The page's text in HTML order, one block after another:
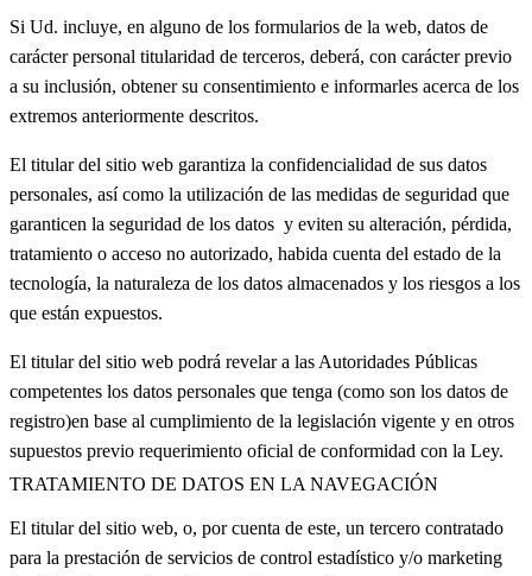
Si Ud. incluye, en alguno de los formularios de la web, datos de
carácter personal titularidad de terceros, deberá, con carácter previo
a su inclusión, obtener su consentimiento e informarles acerca de los
extremos anteriormente descritos.
El titular del sitio web garantiza la confidencialidad de sus datos
personales, así como la utilización de las medidas de seguridad que
garanticen la seguridad de los datos y eviten su alteración, pérdida,
tratamiento o acceso no autorizado, habida cuenta del estado de la
tecnología, la naturaleza de los datos almacenados y los riesgos a los
que están expuestos.
El titular del sitio web podrá revelar a las Autoridades Públicas
competentes los datos personales que tenga (como son los datos de
registro)en base al cumplimiento de la legislación vigente y en otros
supuestos previo requerimiento oficial de conformidad con la Ley.
TRATAMIENTO DE DATOS EN LA NAVEGACIÓN
El titular del sitio web, o, por cuenta de este, un tercero contratado
para la prestación de servicios de control estadístico y/o marketing